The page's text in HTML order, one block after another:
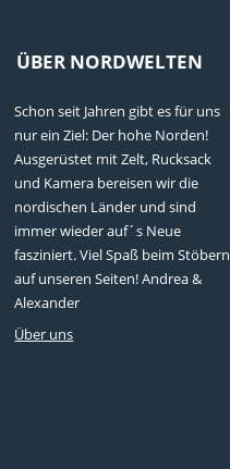
ÜBER NORDWELTEN
Schon seit Jahren gibt es für uns
nur ein Ziel: Der hohe Norden!
Ausgerüstet mit Zelt, Rucksack
und Kamera bereisen wir die
nordischen Länder und sind
immer wieder auf´s Neue
fasziniert. Viel Spaß beim Stöbern
auf unseren Seiten! Andrea &
Alexander
Über uns